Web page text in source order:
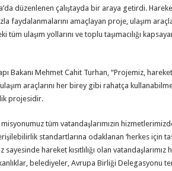
düzenlenen çalıştayda bir araya getirdi. Hareket
faydalanmalarını amaçlayan proje, ulaşım
ulaşım yollarını ve toplu taşımacılığı
Bakanı Mehmet Cahit Turhan, “Projemiz, hareket
araçlarını her birey gibi rahatça
projesidir.
tüm vatandaşlarımızın
standartlarına odaklanan ‘herkes için
hareket kısıtlılığı olan vatandaşlarımız
belediyeler, Avrupa Birliği Delegasyonu